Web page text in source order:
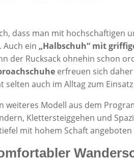
dass man mit hochschaftigen
Auch ein „Halbschuh“ mit
der Rucksack ohnehin schon
erfreuen sich
auch im Alltag zum
weiteres Modell aus dem
Klettersteiggehen und
mit hohem Schaft